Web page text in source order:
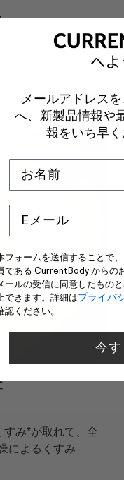
テクノロジー。約束す
証明します。
After
み*が取れて、全
によるくすみ
メールアドレス
へ、新製品情報や
報をいち早く
フォームを送信することで
である CurrentBody からの
ールの受信に同意したもの
できます。詳細はプライバ
認ください。
今